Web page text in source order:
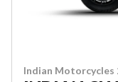
Indian Motorcycles